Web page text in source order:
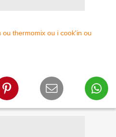
ou thermomix ou i cook'in ou